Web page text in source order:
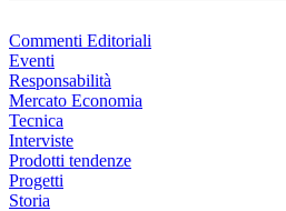
Commenti Editoriali
Eventi
Responsabilità
Mercato Economia
Tecnica
Interviste
Prodotti tendenze
Progetti
Storia